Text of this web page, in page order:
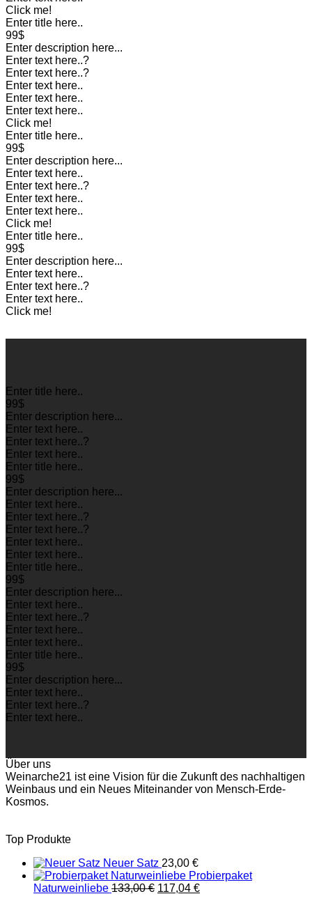
Click me!
Enter title here..
99$
Enter description here...
Enter text here..?
Enter text here..?
Enter text here..
Enter text here..
Enter text here..
Click me!
Enter title here..
99$
Enter description here...
Enter text here..
Enter text here..?
Enter text here..
Enter text here..
Click me!
Enter title here..
99$
Enter description here...
Enter text here..
Enter text here..?
Enter text here..
Click me!
Enter title here..
99$
Enter description here...
Enter text here..
Enter text here..?
Enter text here..
Enter title here..
99$
Enter description here...
Enter text here..
Enter text here..?
Enter text here..?
Enter text here..
Enter text here..
Enter title here..
99$
Enter description here...
Enter text here..
Enter text here..?
Enter text here..
Enter text here..
Enter title here..
99$
Enter description here...
Enter text here..
Enter text here..?
Enter text here..
Über uns
Weinarche21 ist eine Vision für die Zukunft des nachhaltigen
Weinbaus und ein Neues Miteinander von Mensch-Erde-
Kosmos.
Top Produkte
Neuer Satz 23,00 €
Probierpaket
Naturweinliebe 133,00€ Ursprünglicher
117,04 €Aktueller